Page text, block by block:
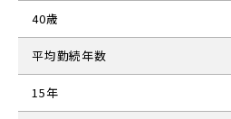
40歳
平均勤続年数
15年